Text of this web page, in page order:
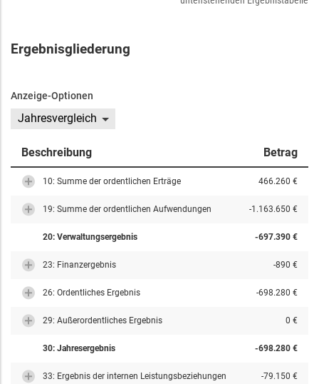
Ergebnisgliederung
Anzeige-Optionen
Jahresvergleich
Beschreibung Betrag
10: Summe der ordentlichen Erträge 466.260 €
19: Summe der ordentlichen Aufwendungen -1.163.650 €
20: Verwaltungsergebnis -697.390 €
23: Finanzergebnis -890 €
26: Ordentliches Ergebnis -698.280 €
29: Außerordentliches Ergebnis 0 €
30: Jahresergebnis -698.280 €
33: Ergebnis der internen Leistungsbeziehungen -79.150 €